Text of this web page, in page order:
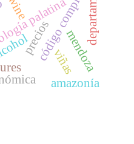
palatina
código complejo
wine
precios mendoza
viñas
amazonía